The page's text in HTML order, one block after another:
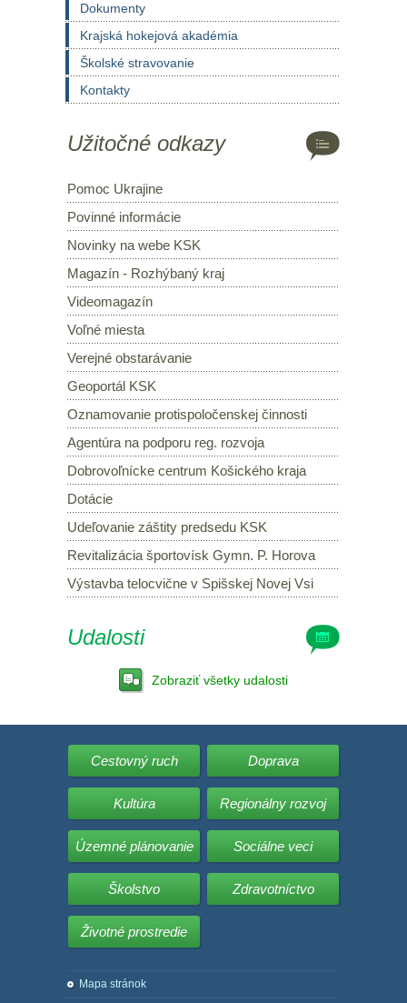
Dokumenty
Krajská hokejová akadémia
Školské stravovanie
Kontakty
Užitočné odkazy
Pomoc Ukrajine
Povinné informácie
Novinky na webe KSK
Magazín - Rozhýbaný kraj
Videomagazín
Voľné miesta
Verejné obstarávanie
Geoportál KSK
Oznamovanie protispoločenskej činnosti
Agentúra na podporu reg. rozvoja
Dobrovoľnícke centrum Košického kraja
Dotácie
Udeľovanie záštity predsedu KSK
Revitalizácia športovísk Gymn. P. Horova
Výstavba telocvične v Spišskej Novej Vsi
Udalosti
Zobraziť všetky udalosti
Cestovný ruch Doprava
Kultúra Regionálny rozvoj
Územné plánovanie Sociálne veci
Školstvo Zdravotníctvo
Životné prostredie
Mapa stránok